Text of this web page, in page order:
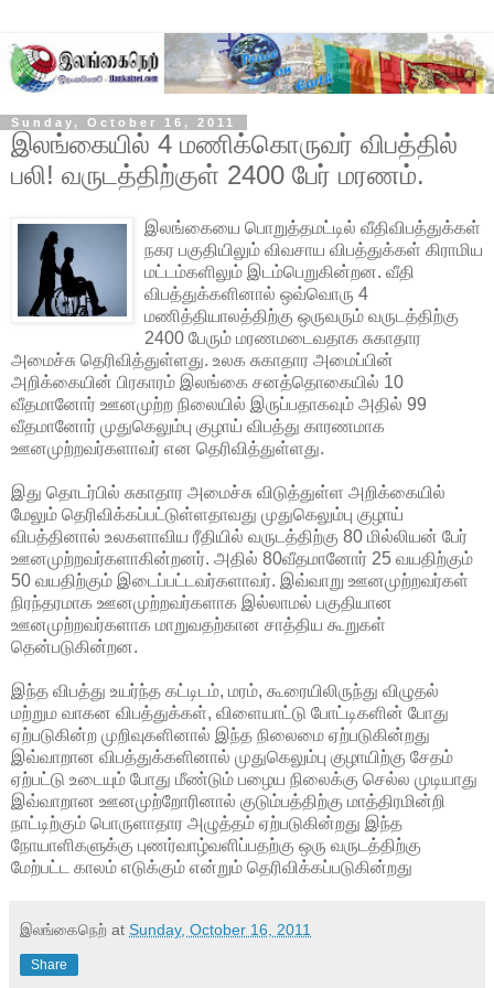
Sunday, October 16, 2011
இலங்கையில் 4 மணிக்கொருவர் விபத்தில்
பலி! வருடத்திற்குள் 2400 பேர் மரணம்.
இலங்கையை பொறுத்தமட்டில் வீதிவிபத்துக்கள்
நகர பகுதியிலும் விவசாய விபத்துக்கள் கிராமிய
மட்டம்களிலும் இடம்பெறுகின்றன. வீதி
விபத்துக்களினால் ஒவ்வொரு 4
மணித்தியாலத்திற்கு ஒருவரும் வருடத்திற்கு
2400 பேரும் மரணமடைவதாக சுகாதார
அமைச்சு தெரிவித்துள்ளது. உலக சுகாதார அமைப்பின்
அறிக்கையின் பிரகாரம் இலங்கை சனத்தொகையில் 10
வீதமானோர் ஊனமுற்ற நிலையில் இருப்பதாகவும் அதில் 99
வீதமானோர் முதுகெலும்பு குழாய் விபத்து காரணமாக
ஊனமுற்றவர்களாவர் என தெரிவித்துள்ளது.
இது தொடர்பில் சுகாதார அமைச்சு விடுத்துள்ள அறிக்கையில்
மேலும் தெரிவிக்கப்பட்டுள்ளதாவது முதுகெலும்பு குழாய்
விபத்தினால் உலகளாவிய ரீதியில் வருடத்திற்கு 80 மில்லியன் பேர்
ஊனமுற்றவர்களாகின்றனர். அதில் 80வீதமானோர் 25 வயதிற்கும்
50 வயதிற்கும் இடைப்பட்டவர்களாவர். இவ்வாறு ஊனமுற்றவர்கள்
நிரந்தரமாக ஊனமுற்றவர்களாக இல்லாமல் பகுதியான
ஊனமுற்றவர்களாக மாறுவதற்கான சாத்திய கூறுகள்
தென்படுகின்றன.
இந்த விபத்து உயர்ந்த கட்டிடம், மரம், கூரையிலிருந்து விழுதல்
மற்றும வாகன விபத்துக்கள், விளையாட்டு போட்டிகளின் போது
ஏற்படுகின்ற முறிவுகளினால் இந்த நிலைமை ஏற்படுகின்றது
இவ்வாறான விபத்துக்களினால் முதுகெலும்பு குழாயிற்கு சேதம்
ஏற்பட்டு உடையும் போது மீண்டும் பழைய நிலைக்கு செல்ல முடியாது
இவ்வாறான ஊனமுற்றோரினால் குடும்பத்திற்கு மாத்திரமின்றி
நாட்டிற்கும் பொருளாதார அழுத்தம் ஏற்படுகின்றது இந்த
நோயாளிகளுக்கு புணர்வாழ்வளிப்பதற்கு ஒரு வருடத்திற்கு
மேற்பட்ட காலம் எடுக்கும் என்றும் தெரிவிக்கப்படுகின்றது
இலங்கைநெற் at Sunday, October 16, 2011
Share